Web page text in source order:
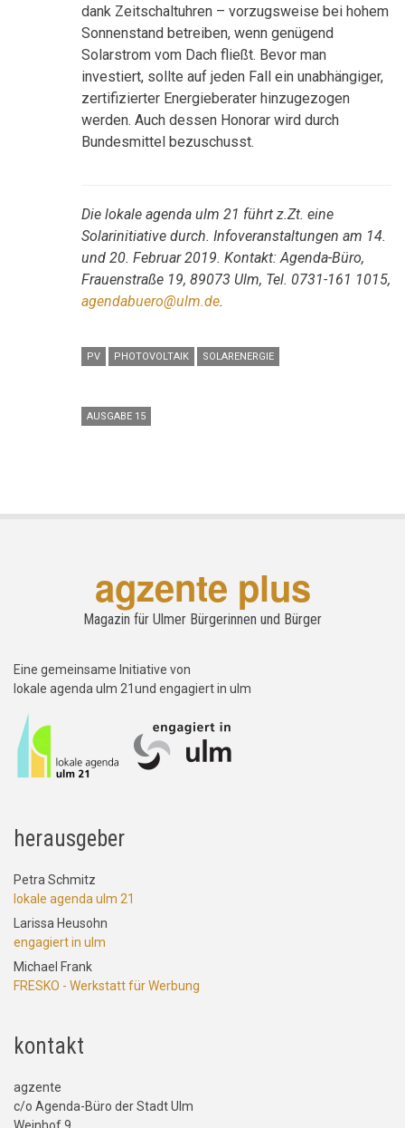
dank Zeitschaltuhren – vorzugsweise bei hohem
Sonnenstand betreiben, wenn genügend
Solarstrom vom Dach fließt. Bevor man
investiert, sollte auf jeden Fall ein unabhängiger,
zertifizierter Energieberater hinzugezogen
werden. Auch dessen Honorar wird durch
Bundesmittel bezuschusst.
Die lokale agenda ulm 21 führt z.Zt. eine
Solarinitiative durch. Infoveranstaltungen am 14.
und 20. Februar 2019. Kontakt: Agenda-Büro,
Frauenstraße 19, 89073 Ulm, Tel. 0731-161 1015,
agendabuero@ulm.de.
PV PHOTOVOLTAIK SOLARENERGIE
AUSGABE 15
agzente plus
Magazin für Ulmer Bürgerinnen und Bürger
Eine gemeinsame Initiative von
lokale agenda ulm 21und engagiert in ulm
herausgeber
Petra Schmitz
lokale agenda ulm 21
Larissa Heusohn
engagiert in ulm
Michael Frank
FRESKO - Werkstatt für Werbung
kontakt
agzente
c/o Agenda-Büro der Stadt Ulm